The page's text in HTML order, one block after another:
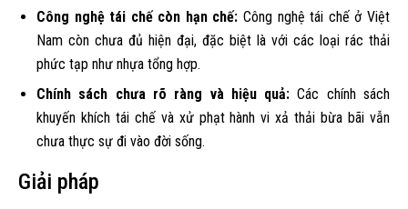
Công nghệ tái chế còn hạn chế: Công nghệ tái chế ở Việt
Nam còn chưa đủ hiện đại, đặc biệt là với các loại rác thải
phức tạp như nhựa tổng hợp.
Chính sách chưa rõ ràng và hiệu quả: Các chính sách
khuyến khích tái chế và xử phạt hành vi xả thải bừa bãi vẫn
chưa thực sự đi vào đời sống.
Giải pháp